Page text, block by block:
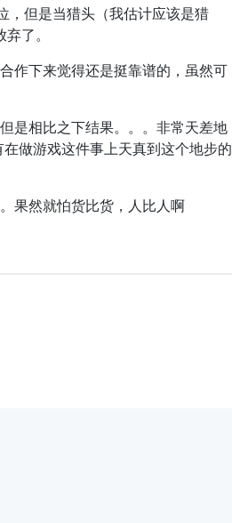
，但是当猎头（我估计应该是猎
了。
作下来觉得还是挺靠谱的，虽然可
是相比之下结果。。。非常天差地
做游戏这件事上天真到这个地步的
果然就怕货比货，人比人啊